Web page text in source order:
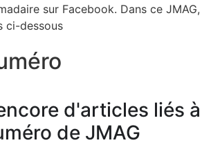
sur Facebook. Dans ce JMAG,
ci-dessous
d'articles liés à
de JMAG